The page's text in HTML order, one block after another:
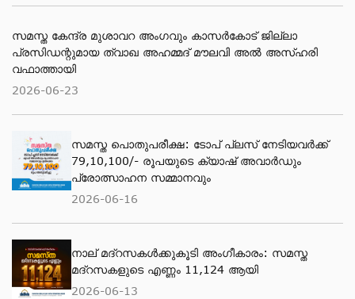
സമസ്ത കേന്ദ്ര മുശാവറ അംഗവും കാസര്‍കോട് ജില്ലാ
പ്രസിഡന്റുമായ ത്വാഖ അഹമ്മദ് മൗലവി അല്‍ അസ്ഹരി
വഫാത്തായി
2026-06-23
സമസ്ത പൊതുപരീക്ഷ: ടോപ് പ്ലസ് നേടിയവര്‍ക്ക്
79,10,100/- രൂപയുടെ ക്യാഷ് അവാര്‍ഡും
പ്രോത്സാഹന സമ്മാനവും
2026-06-16
നാല് മദ്‌റസകൾക്കുകൂടി അംഗീകാരം: സമസ്ത
മദ്‌റസകളുടെ എണ്ണം 11,124 ആയി
2026-06-13